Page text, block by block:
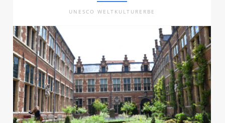
UNESCO WELTKULTURERBE